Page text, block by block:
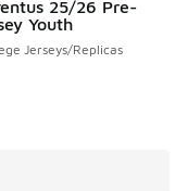
99,99 à € 60,00
25/26 Pre-
Youth
Jerseys/Replicas